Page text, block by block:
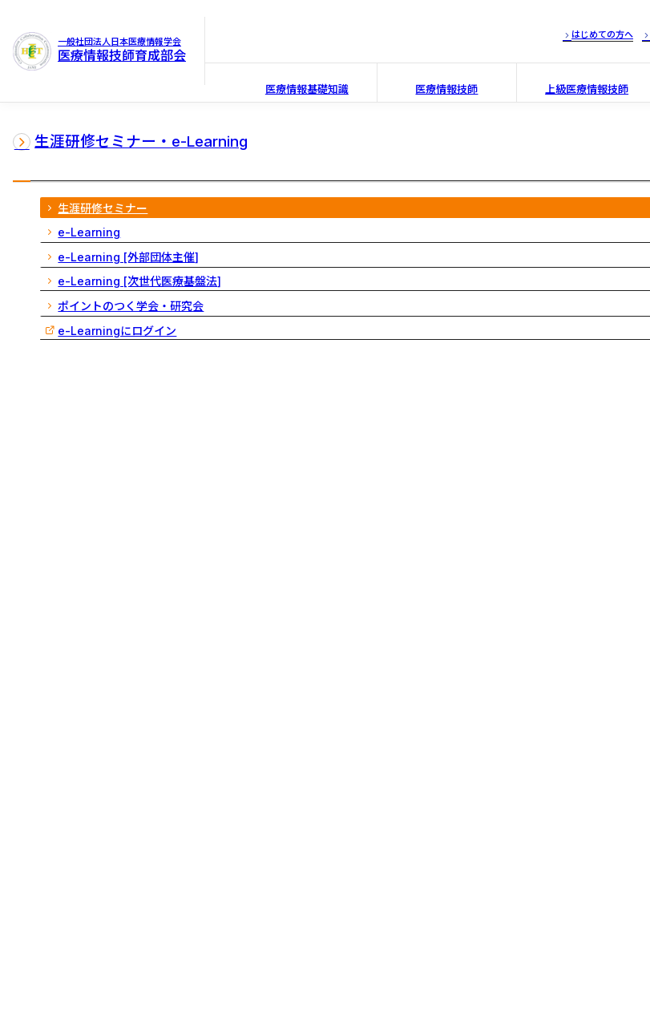
一般社団法人日本医療情報学会
医療情報技師育成部会
はじめての方へ
医療情報基礎知識 医療情報技師 上級医療情報技師
生涯研修セミナー・e-Learning
生涯研修セミナー
e-Learning
e-Learning [外部団体主催]
e-Learning [次世代医療基盤法]
ポイントのつく学会・研究会
e-Learningにログイン